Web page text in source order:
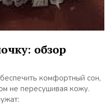
обзор
комфортный сон,
не пересушивая кожу.